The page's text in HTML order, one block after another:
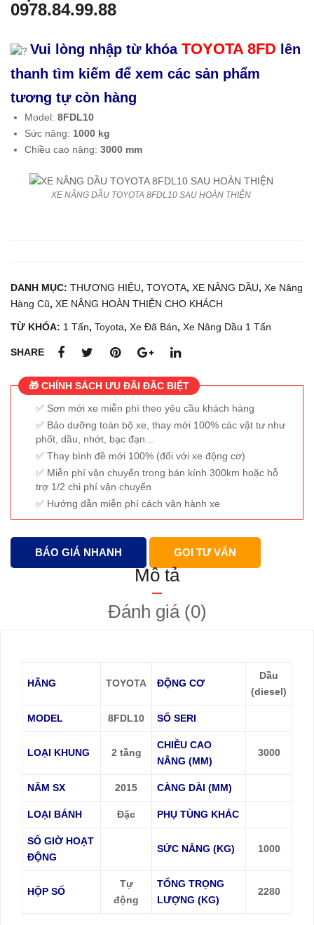
g
U
g
300
0978.84.99.88
Vui lòng nhập từ khóa TOYOTA 8FD lên
thanh tìm kiếm để xem các sản phẩm
tương tự còn hàng
Model: 8FDL10
Sức nâng: 1000 kg
Chiều cao nâng: 3000 mm
XE NÂNG DẦU TOYOTA 8FDL10 SAU HOÀN THIỆN
DANH MỤC: THƯƠNG HIỆU, TOYOTA, XE NÂNG DẦU, Xe Nâng
Hàng Cũ, XE NÂNG HOÀN THIỆN CHO KHÁCH
TỪ KHÓA: 1 Tấn, Toyota, Xe Đã Bán, Xe Nâng Dầu 1 Tấn
SHARE
🎁 CHÍNH SÁCH ƯU ĐÃI ĐẶC BIỆT
Sơn mới xe miễn phí theo yêu cầu khách hàng
Bảo dưỡng toàn bộ xe, thay mới 100% các vật tư như
phốt, dầu, nhớt, bạc đạn...
Thay bình đề mới 100% (đối với xe động cơ)
Miễn phí vận chuyển trong bán kính 300km hoặc hỗ
trợ 1/2 chi phí vận chuyển
Hướng dẫn miễn phí cách vận hành xe
BÁO GIÁ NHANH GỌI TƯ VẤN
Mô tả
Đánh giá (0)
HÃNG TOYOTA ĐỘNG CƠ
Dầu
(diesel)
MODEL 8FDL10 SỐ SERI
LOẠI KHUNG 2 tầng
CHIỀU CAO
NÂNG (MM)
3000
NĂM SX 2015 CÀNG DÀI (MM)
LOẠI BÁNH Đặc PHỤ TÙNG KHÁC
SỐ GIỜ HOẠT
ĐỘNG
SỨC NÂNG (KG) 1000
HỘP SỐ
Tự
động
TỔNG TRỌNG
LƯỢNG (KG)
2280